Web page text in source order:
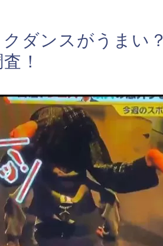
クダンスがうまい
！